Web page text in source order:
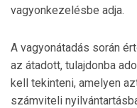
vagyonkezelésbe adja.
A vagyonátadás során
az átadott, tulajdonba
kell tekinteni, amelyen
számviteli